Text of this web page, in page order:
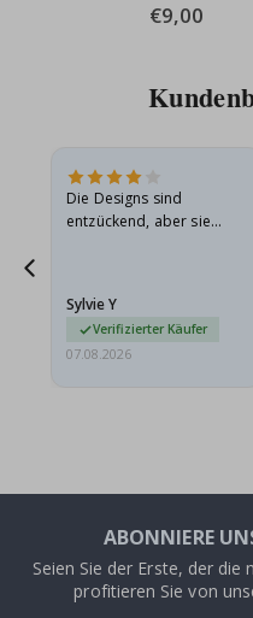
Special
Price
€9,00
Die Designs sind
entzückend, aber sie
sie…
Sylvie Y
Verifizierter Käufer
07.08.2026
ABONNIERE
Seien Sie der Erste, der
profitieren Sie von